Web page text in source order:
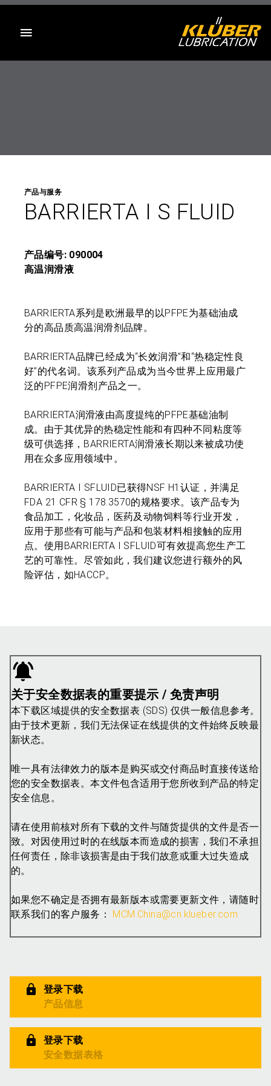
产品与服务
BARRIERTA I S FLUID
产品编号: 090004
高温润滑液
BARRIERTA系列是欧洲最早的以PFPE为基础油成
分的高品质高温润滑剂品牌。
BARRIERTA品牌已经成为“长效润滑”和“热稳定性良
好”的代名词。该系列产品成为当今世界上应用最广
泛的PFPE润滑剂产品之一。
BARRIERTA润滑液由高度提纯的PFPE基础油制
成。由于其优异的热稳定性能和有四种不同粘度等
级可供选择，BARRIERTA润滑液长期以来被成功使
用在众多应用领域中。
BARRIERTA I SFLUID已获得NSF H1认证，并满足
FDA 21 CFR § 178.3570的规格要求。该产品专为
食品加工，化妆品，医药及动物饲料等行业开发，
应用于那些有可能与产品和包装材料相接触的应用
点。使用BARRIERTA I SFLUID可有效提高您生产工
艺的可靠性。尽管如此，我们建议您进行额外的风
险评估，如HACCP。
关于安全数据表的重要提示 / 免责声明
本下载区域提供的安全数据表 (SDS) 仅供一般信息参考。
由于技术更新，我们无法保证在线提供的文件始终反映最
新状态。
唯一具有法律效力的版本是购买或交付商品时直接传送给
您的安全数据表。本文件包含适用于您所收到产品的特定
安全信息。
请在使用前核对所有下载的文件与随货提供的文件是否一
致。对因使用过时的在线版本而造成的损害，我们不承担
任何责任，除非该损害是由于我们故意或重大过失造成
的。
如果您不确定是否拥有最新版本或需要更新文件，请随时
联系我们的客户服务： MCM.China@cn.klueber.com
登录下载
产品信息
登录下载
安全数据表格